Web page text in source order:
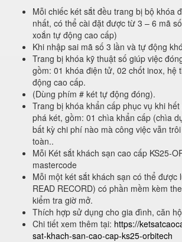
Mỗi chiếc két sắt đều trang bị bộ khóa
nhất, có thể cài đặt được từ 3 – 6 mã
xoắn tự động cao cấp)
Khi nhập sai mã số 3 lần và tự động
Trang bị khóa kỹ thuật số giúp việc
gồm: 01 khóa điện tử, 02 chốt inox, hệ
động cao cấp.
(Dùng phím # két tự động đóng).
Trang bị khóa khẩn cấp phục vụ khi
phá két, gồm: 01 chìa khẩn cấp (chìa
bất kỳ chi phí nào mà công việc vẫn
toàn..
Mỗi Két sắt khách sạn cao cấp KS25-
mastercode
Mỗi một két sắt khách sạn có thể được
READ RECORD) có phần mềm kèm
kiểm tra giờ mở.
Thích hợp sử dụng cho gia đình, căn
Chi tiết xem thêm tại: https://
sat-khach-san-cao-cap-ks25-orbitech